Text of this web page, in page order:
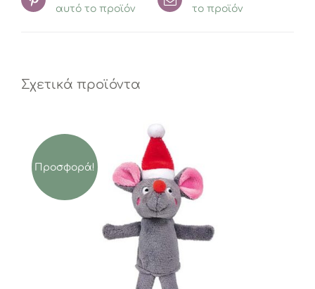
αυτό το προϊόν
το προϊόν
Σχετικά προϊόντα
Προσφορά!